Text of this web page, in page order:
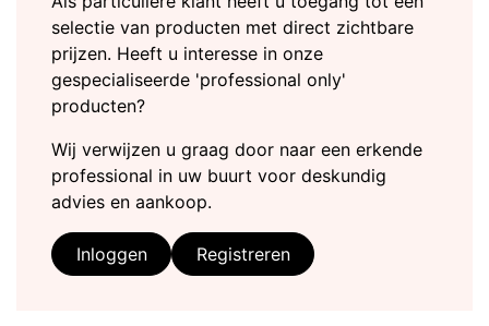
selectie van producten met direct zichtbare
prijzen. Heeft u interesse in onze
gespecialiseerde 'professional only'
producten?
Wij verwijzen u graag door naar een erkende
professional in uw buurt voor deskundig
advies en aankoop.
Inloggen Registreren